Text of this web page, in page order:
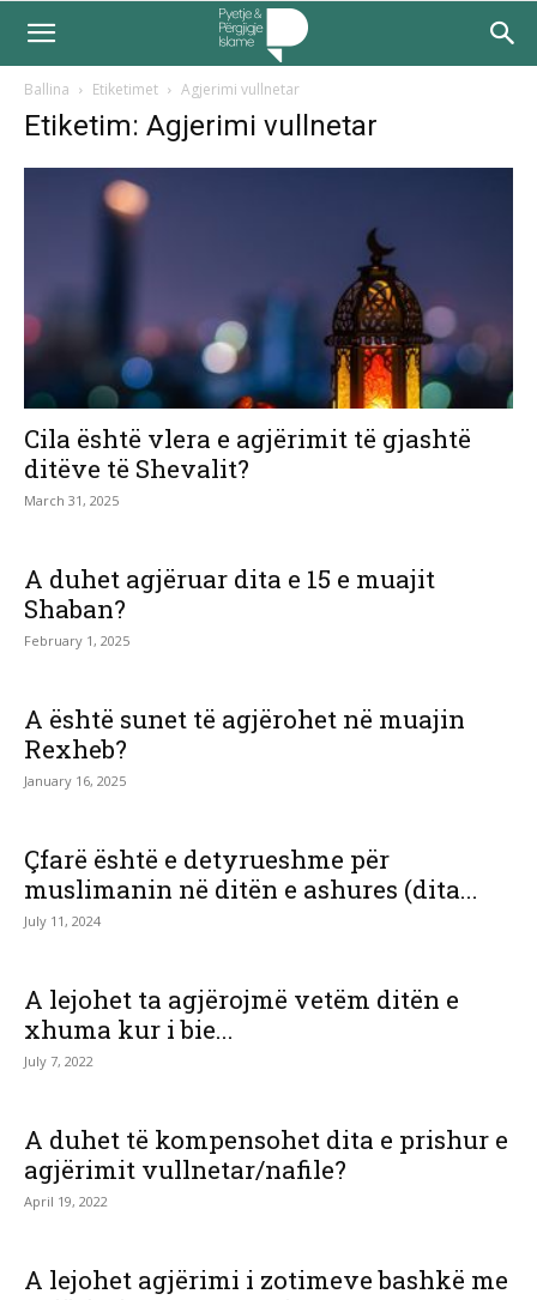
Ballina Etiketimet Agjerimi vullnetar
Etiketim: Agjerimi vullnetar
Cila është vlera e agjërimit të gjashtë
ditëve të Shevalit?
March 31, 2025
A duhet agjëruar dita e 15 e muajit
Shaban?
February 1, 2025
A është sunet të agjërohet në muajin
Rexheb?
January 16, 2025
Çfarë është e detyrueshme për
muslimanin në ditën e ashures (dita...
July 11, 2024
A lejohet ta agjërojmë vetëm ditën e
xhuma kur i bie...
July 7, 2022
A duhet të kompensohet dita e prishur e
agjërimit vullnetar/nafile?
April 19, 2022
A lejohet agjërimi i zotimeve bashkë me